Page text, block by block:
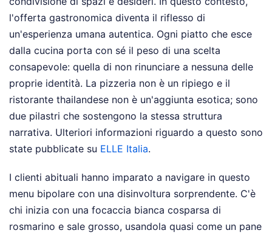
l'offerta gastronomica diventa il riflesso di
un'esperienza umana autentica. Ogni piatto che esce
dalla cucina porta con sé il peso di una scelta
consapevole: quella di non rinunciare a nessuna delle
proprie identità. La pizzeria non è un ripiego e il
ristorante thailandese non è un'aggiunta esotica; sono
due pilastri che sostengono la stessa struttura
narrativa. Ulteriori informazioni riguardo a questo sono
state pubblicate su ELLE Italia.
I clienti abituali hanno imparato a navigare in questo
menu bipolare con una disinvoltura sorprendente. C'è
chi inizia con una focaccia bianca cosparsa di
rosmarino e sale grosso, usandola quasi come un pane